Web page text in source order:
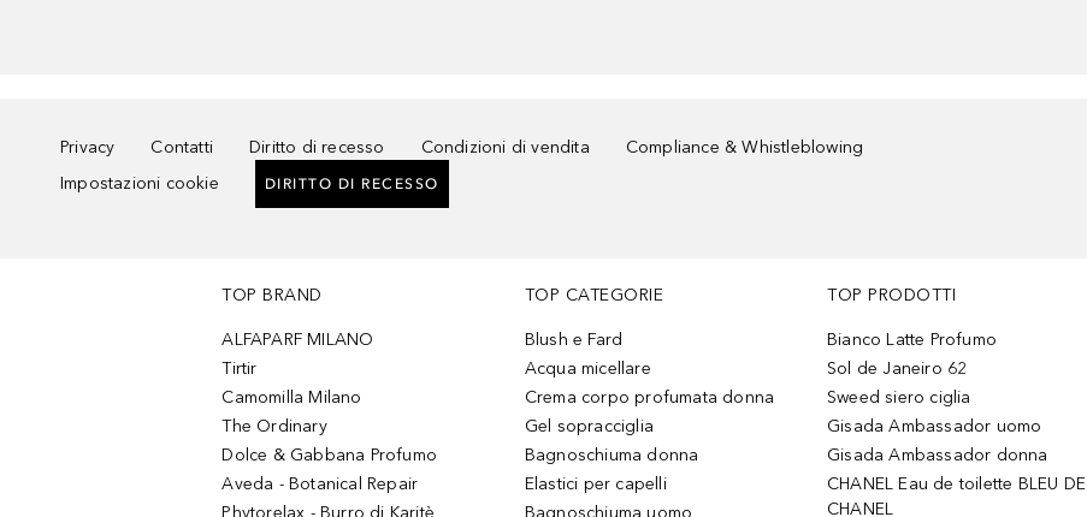
Privacy Contatti Diritto di recesso Condizioni di vendita
Compliance & Whistleblowing
Impostazioni cookie
DIRITTO DI RECESSO
TOP BRAND
ALFAPARF MILANO
Tirtir
Camomilla Milano
The Ordinary
Dolce & Gabbana Profumo
Aveda - Botanical Repair
Phytorelax - Burro di Karitè
TOP CATEGORIE
Blush e Fard
Acqua micellare
Crema corpo profumata donna
Gel sopracciglia
Bagnoschiuma donna
Elastici per capelli
Bagnoschiuma uomo
TOP PRODOTTI
Bianco Latte Profumo
Sol de Janeiro 62
Sweed siero ciglia
Gisada Ambassador uomo
Gisada Ambassador donna
CHANEL Eau de toilette BLEU DE
CHANEL